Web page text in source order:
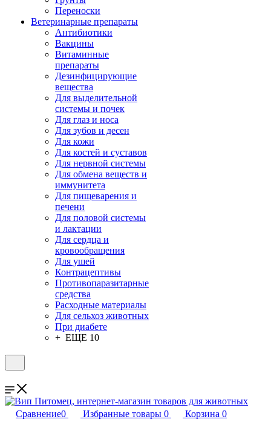
Переноски
Ветеринарные препараты
Антибиотики
Вакцины
Витаминные
препараты
Дезинфицирующие
вещества
Для выделительной
системы и почек
Для глаз и носа
Для зубов и десен
Для кожи
Для костей и суставов
Для нервной системы
Для обмена веществ и
иммунитета
Для пищеварения и
печени
Для половой системы
и лактации
Для сердца и
кровообращения
Для ушей
Контрацептивы
Противопаразитарные
средства
Расходные материалы
Для сельхоз животных
При диабете
+ ЕЩЕ 10
Сравнение0 Избранные товары 0 Корзина 0